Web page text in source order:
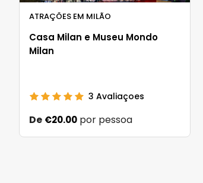
ATRAÇÕES EM MILÃO
Casa Milan e Museu Mondo
Milan
3 Avaliaçoes
De €20.00 por pessoa